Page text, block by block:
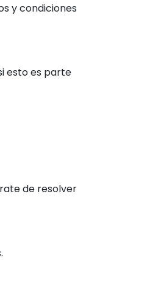
y condiciones
esto es parte
de resolver